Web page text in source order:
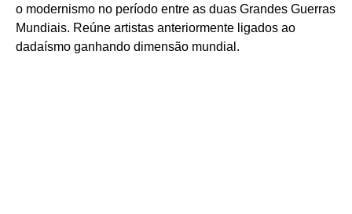
o modernismo no período entre as duas Grandes Guerras
Mundiais. Reúne artistas anteriormente ligados ao
dadaísmo ganhando dimensão mundial.